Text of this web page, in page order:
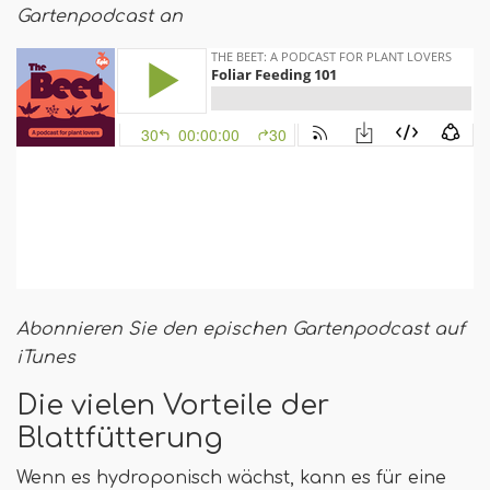
Gartenpodcast an
Abonnieren Sie den epischen Gartenpodcast auf
iTunes
Die vielen Vorteile der
Blattfütterung
Wenn es hydroponisch wächst, kann es für eine